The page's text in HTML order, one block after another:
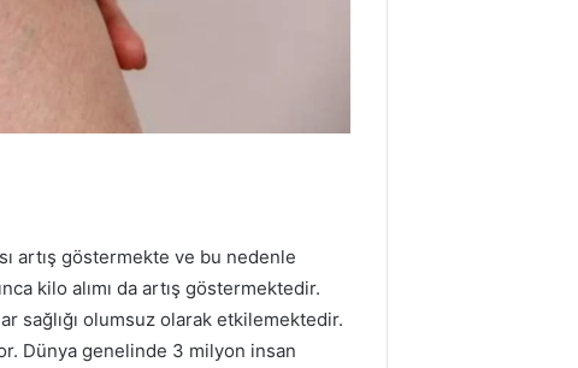
artış göstermekte ve bu nedenle
kilo alımı da artış göstermektedir.
sağlığı olumsuz olarak etkilemektedir.
Dünya genelinde 3 milyon insan